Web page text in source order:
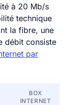
à 20 Mb/s
technique
la fibre, une
débit consiste
par
BOX
INTERNET